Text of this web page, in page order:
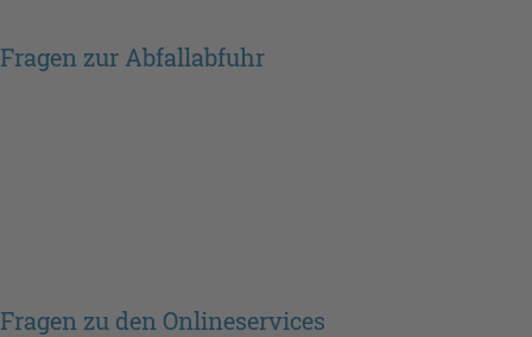
Fragen zur Abfallabfuhr
Fragen zu den Onlineservices